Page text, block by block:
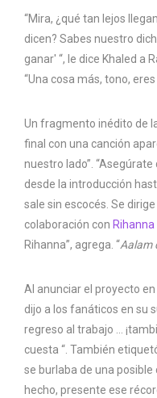
“Mira, ¿qué tan lejos
dicen? Sabes nuestro
ganar' “, le dice Khaled a
“Una cosa más, tono,
Un fragmento inédito de
final con una canción
nuestro lado”.
desde la introducción
sale sin escocés. Se
colaboración con Rihanna
Rihanna”, agrega. “Aalam
Al anunciar el proyecto
dijo a los fanáticos en su
regreso al trabajo …
cuesta “. También
se burlaba de una posible
hecho, presente ese